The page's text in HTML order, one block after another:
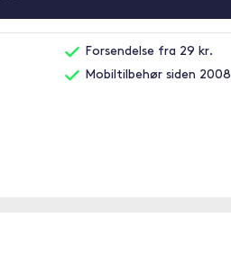
Forsendelse fra 29 kr.
Mobiltilbehør siden 2008